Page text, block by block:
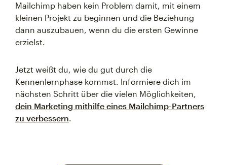
Mailchimp haben kein Problem damit, mit einem
kleinen Projekt zu beginnen und die Beziehung
dann auszubauen, wenn du die ersten Gewinne
erzielst.
Jetzt weißt du, wie du gut durch die
Kennenlernphase kommst. Informiere dich im
nächsten Schritt über die vielen Möglichkeiten,
dein Marketing mithilfe eines Mailchimp-Partners
zu verbessern.